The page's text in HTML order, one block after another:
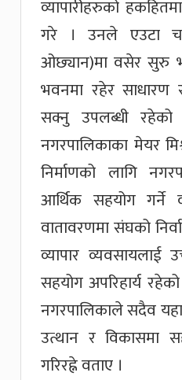
व्यापारीहरुको
गरे । उनले एउटा
ओछ्यान)मा वसेर
भवनमा रहेर
सक्नु उपलब्धी रहेको
नगरपालिकाका मेयर
निर्माणको लागि
आर्थिक सहयोग
वातावरणमा संघको
व्यापार व्यवसायलाई
सहयोग अपरिहार्य
नगरपालिकाले सदैव
उत्थान र विकासमा
गरिरह्ने वताए ।